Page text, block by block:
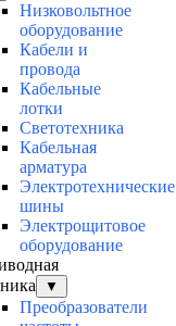
Низковольтное
оборудование
Кабели и
провода
Кабельные
лотки
Светотехника
Кабельная
арматура
Электротехнические
шины
Электрощитовое
оборудование
▼
Преобразователи